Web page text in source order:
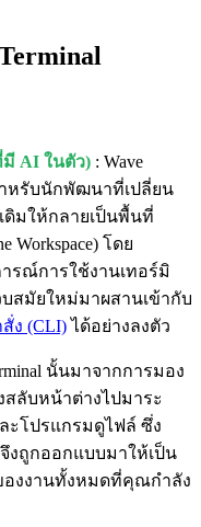
มี AI ในตัว) : Wave
ำหรับนักพัฒนาที่เปลี่ยน
มให้กลายเป็นพื้นที่
Workspace) โดย
รณ์การใช้งานเทอร์มิ
สมัยใหม่มาผสานเข้ากับ
ง (CLI)ได้อย่างลงตัว
นั้นมาจากการมอง
ลับหน้าต่างไปมาระ
ะโปรแกรมดูไฟล์ ซึ่ง
งถูกออกแบบมาให้เป็น
องงานทั้งหมดที่คุณกำลัง